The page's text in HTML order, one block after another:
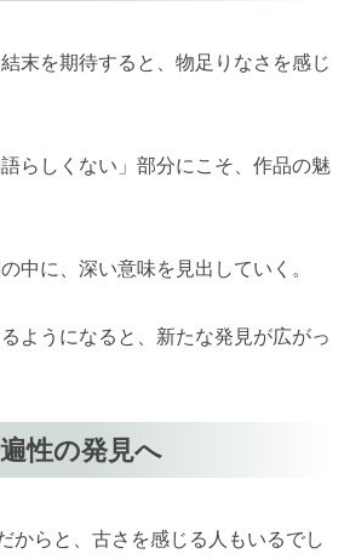
末を期待すると、物足りなさを感じ
らしくない」部分にこそ、作品の魅
中に、深い意味を見出していく。
ようになると、新たな発見が広がっ
性の発見へ
からと、古さを感じる人もいるでし